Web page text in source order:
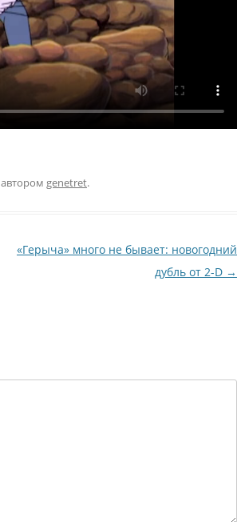
автором genetret.
«Герыча» много не бывает: новогодний
дубль от 2-D →